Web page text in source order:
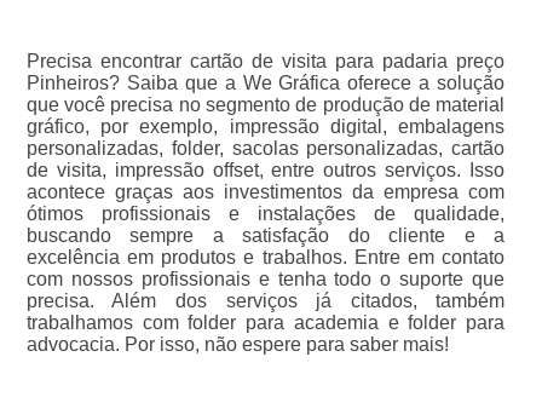
Precisa encontrar cartão de visita para padaria preço
Pinheiros? Saiba que a We Gráfica oferece a solução
que você precisa no segmento de produção de material
gráfico, por exemplo, impressão digital, embalagens
personalizadas, folder, sacolas personalizadas, cartão
de visita, impressão offset, entre outros serviços. Isso
acontece graças aos investimentos da empresa com
ótimos profissionais e instalações de qualidade,
buscando sempre a satisfação do cliente e a
excelência em produtos e trabalhos. Entre em contato
com nossos profissionais e tenha todo o suporte que
precisa. Além dos serviços já citados, também
trabalhamos com folder para academia e folder para
advocacia. Por isso, não espere para saber mais!